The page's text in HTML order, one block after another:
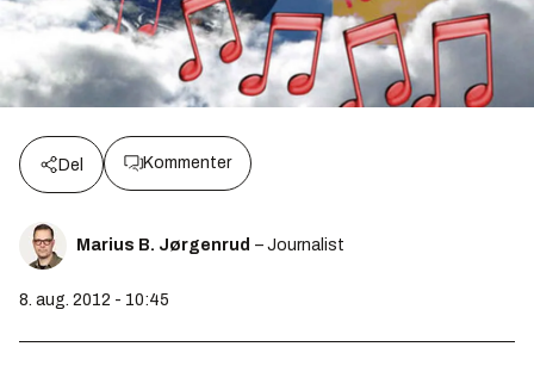
Del Kommenter
Marius B. Jørgenrud – Journalist
8. aug. 2012 - 10:45